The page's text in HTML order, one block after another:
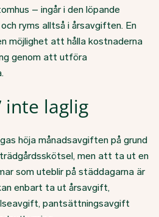
– ingår i den löpande
ryms alltså i årsavgiften. En
möjlighet att hålla kostnaderna
genom att utföra
inte laglig
höja månadsavgiften på grund
men att ta ut en
som uteblir på städdagarna är
enbart ta ut årsavgift,
pantsättningsavgift